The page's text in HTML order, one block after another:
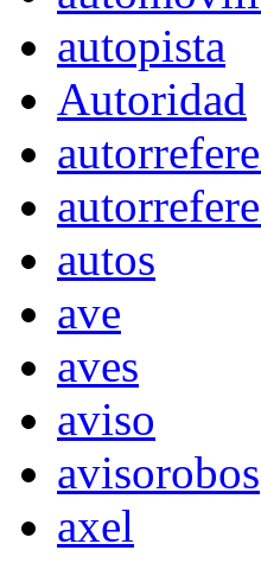
autopista
Autoridad
autos
ave
aves
aviso
avisorobos
axel